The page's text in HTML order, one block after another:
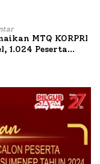
MTQ KORPRI
1.024 Peserta